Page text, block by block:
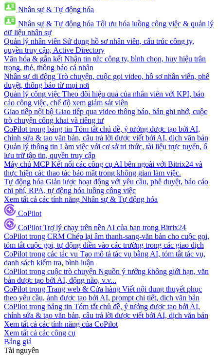
Nhân sự & Tự động hóa
Nhân sự & Tự động hóa Tối ưu hóa luồng công việc & quản lý
dữ liệu nhân sự
Quản lý nhân viên Sử dụng hồ sơ nhân viên, cấu trúc công ty,
quyền truy cập, Active Directory
Văn hóa & gắn kết Nhận tin tức công ty, bình chọn, huy hiệu trân
trọng, thẻ, thông báo cá nhân
Nhân sự di động Trò chuyện, cuộc gọi video, hồ sơ nhân viên, phê
duyệt, thông báo từ mọi nơi
Quản lý công việc Theo dõi hiệu quả của nhân viên với KPI, báo
cáo công việc, chế độ xem giám sát viên
Giao tiếp nội bộ Giao tiếp qua video thông báo, bản ghi nhớ, cuộc
trò chuyện công khai và riêng tư
CoPilot trong bảng tin Tóm tắt chủ đề, ý tưởng được tạo bởi AI,
chỉnh sửa & tạo văn bản, câu trả lời được viết bởi AI, dịch văn bản
Quản lý thông tin Làm việc với cơ sở tri thức, tài liệu trực tuyến, ổ
lưu trữ tập tin, quyền truy cập
Máy chủ MCP Kết nối các công cụ AI bên ngoài với Bitrix24 và
thực hiện các thao tác bảo mật trong không gian làm việc.
Tự động hóa Giản lược hoạt động với yêu cầu, phê duyệt, báo cáo
chi phí, RPA, tự động hóa luồng công việc
Xem tất cả các tính năng Nhân sự & Tự động hóa
CoPilot
CoPilot Trợ lý chạy trên nền AI của bạn trong Bitrix24
CoPilot trong CRM Chép lại âm thanh-sang-văn bản cho cuộc gọi,
tóm tắt cuộc gọi, tự động điền vào các trường trong các giao dịch
CoPilot trong các tác vụ Tạo mô tả tác vụ bằng AI, tóm tắt tác vụ,
danh sách kiểm tra, bình luận
CoPilot trong cuộc trò chuyện Nguồn ý tưởng không giới hạn, văn
bản được tạo bởi AI, động não, v.v...
CoPilot trong Trang web & Cửa hàng Viết nội dung thuyết phục
theo yêu cầu, ảnh được tạo bởi AI, prompt chi tiết, dịch văn bản
CoPilot trong bảng tin Tóm tắt chủ đề, ý tưởng được tạo bởi AI,
chỉnh sửa & tạo văn bản, câu trả lời được viết bởi AI, dịch văn bản
Xem tất cả các tính năng của CoPilot
Xem tất cả các công cụ
Bảng giá
Tài nguyên